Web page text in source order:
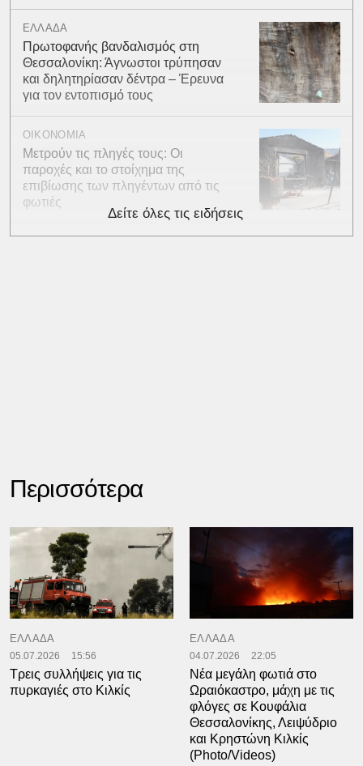
ΕΛΛΑΔΑ
Πρωτοφανής βανδαλισμός στη
Θεσσαλονίκη: Άγνωστοι τρύπησαν
και δηλητηρίασαν δέντρα – Έρευνα
για τον εντοπισμό τους
ΟΙΚΟΝΟΜΙΑ
Μετρούν τις πληγές τους: Οι
παροχές και το στοίχημα της
επιβίωσης των πληγέντων από τις
φωτιές
Δείτε όλες τις ειδήσεις
Περισσότερα
ΕΛΛΑΔΑ
05.07.2026 15:56
Τρεις συλλήψεις για τις
πυρκαγιές στο Κιλκίς
ΕΛΛΑΔΑ
04.07.2026 22:05
Νέα μεγάλη φωτιά στο
Ωραιόκαστρο, μάχη με τις
φλόγες σε Κουφάλια
Θεσσαλονίκης, Λειψύδριο
και Κρηστώνη Κιλκίς
(Photo/Videos)